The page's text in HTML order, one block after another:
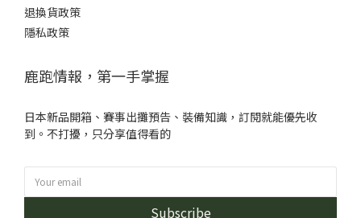
退換貨政策
隱私政策
鹿跑情報，第一手掌握
日本新品開箱、賽事出攤預告、裝備知識，訂閱就能優先收
到。不打擾，只分享值得看的
Subscribe